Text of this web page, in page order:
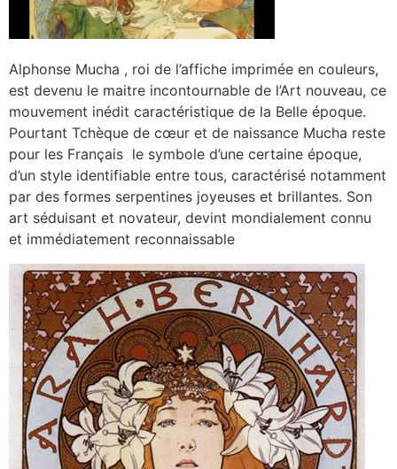
Alphonse Mucha , roi de l’affiche imprimée en couleurs,
est devenu le maitre incontournable de l’Art nouveau, ce
mouvement inédit caractéristique de la Belle époque.
Pourtant Tchèque de cœur et de naissance Mucha reste
pour les Français le symbole d’une certaine époque,
d’un style identifiable entre tous, caractérisé notamment
par des formes serpentines joyeuses et brillantes. Son
art séduisant et novateur, devint mondialement connu
et immédiatement reconnaissable